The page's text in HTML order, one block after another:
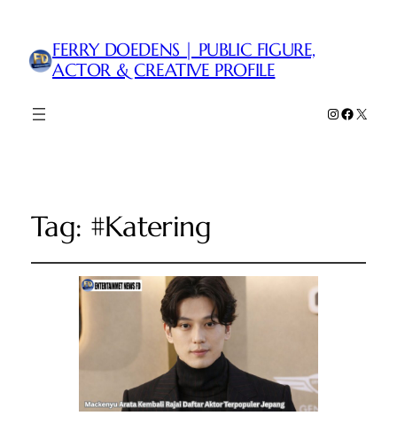
FERRY DOEDENS | PUBLIC FIGURE,
ACTOR & CREATIVE PROFILE
Instagram
Facebook
X
Tag: #Katering